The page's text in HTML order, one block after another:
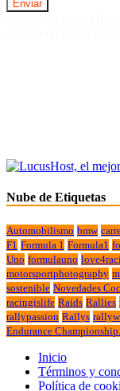
Nube de Etiquetas
Automobilismo bmw
F1 Formula 1 Formula1
Uno formulauno
motorsportphotography
sostenible Novedades
racingislife Raids Rallies
rallypassion Rallys
Endurance Championship.
Inicio
Términos y
Política de